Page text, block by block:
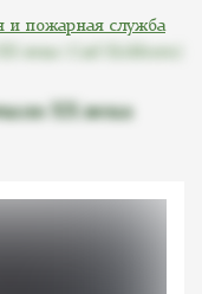
и пожарная служба
ХХ века